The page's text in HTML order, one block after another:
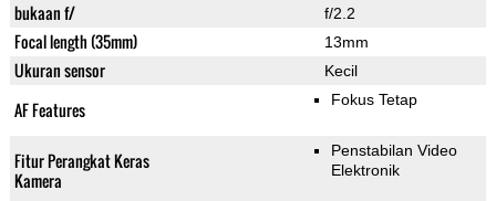
bukaan f/ f/2.2
Focal length (35mm) 13mm
Ukuran sensor Kecil
AF Features Fokus Tetap
Fitur Perangkat Keras
Kamera
Penstabilan Video
Elektronik